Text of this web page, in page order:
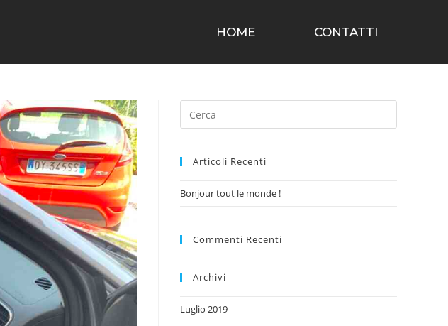
HOME CONTATTI
Articoli Recenti
Bonjour tout le monde !
Commenti Recenti
Archivi
Luglio 2019